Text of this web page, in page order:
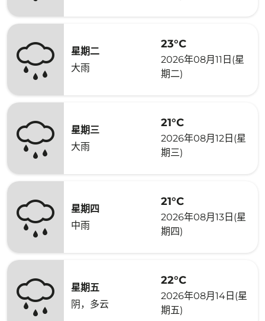
星期二
大雨
23°C
2026年08月11日(星
期二)
星期三
大雨
21°C
2026年08月12日(星
期三)
星期四
中雨
21°C
2026年08月13日(星
期四)
星期五
阴，多云
22°C
2026年08月14日(星
期五)